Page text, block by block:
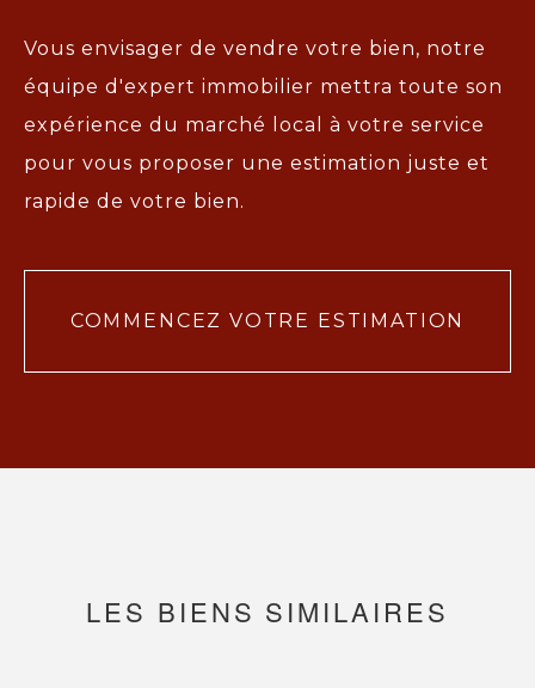
Vous envisager de vendre votre bien, notre
équipe d'expert immobilier mettra toute son
expérience du marché local à votre service
pour vous proposer une estimation juste et
rapide de votre bien.
COMMENCEZ VOTRE ESTIMATION
LES BIENS SIMILAIRES